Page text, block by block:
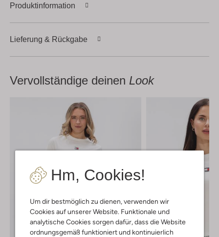
Hm, Cookies!
Um dir bestmöglich zu dienen, verwenden wir
Cookies auf unserer Website. Funktionale und
analytische Cookies sorgen dafür, dass die Website
ordnungsgemäß funktioniert und kontinuierlich
Produktinformation
Lieferung & Rückgabe
Vervollständige deinen Look